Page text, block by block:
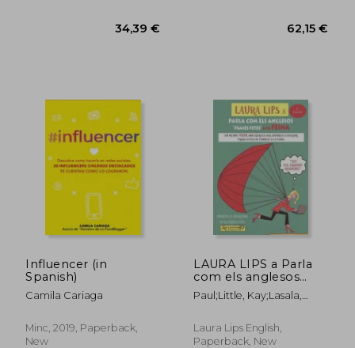
Influencer (in
Spanish)
Camila Cariaga
Minc, 2019, Paperback,
New
LAURA LIPS a Parla
com els anglesos
Frases Fetes a la
FEINA
Paul;Little, Kay;Lasala,
Laura Lips English,
Paperback, New